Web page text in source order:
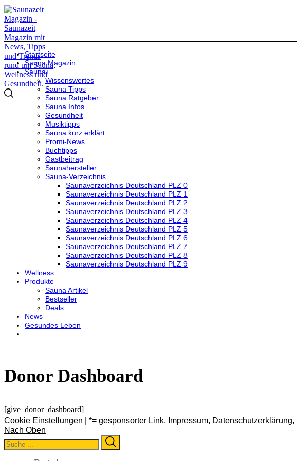
Startseite
Sauna Magazin
Sauna+
Wissenswertes
Sauna Tipps
Sauna Ratgeber
Sauna Infos
Gesundheit
Musiktipps
Sauna kurz erklärt
Promi-News
Buchtipps
Gastbeitrag
Saunahersteller
Sauna-Verzeichnis
Saunaverzeichnis Deutschland PLZ 0
Saunaverzeichnis Deutschland PLZ 1
Saunaverzeichnis Deutschland PLZ 2
Saunaverzeichnis Deutschland PLZ 3
Saunaverzeichnis Deutschland PLZ 4
Saunaverzeichnis Deutschland PLZ 5
Saunaverzeichnis Deutschland PLZ 6
Saunaverzeichnis Deutschland PLZ 7
Saunaverzeichnis Deutschland PLZ 8
Saunaverzeichnis Deutschland PLZ 9
Wellness
Produkte
Sauna Artikel
Bestseller
Deals
News
Gesundes Leben
Donor Dashboard
[give_donor_dashboard]
Cookie Einstellungen | *= gesponsorter Link, Impressum, Datenschutzerklärung,
Nach Oben
Search
for: